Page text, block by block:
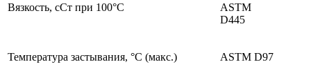
Вязкость, сСт при 100°C
ASTM
D445
Температура застывания, °C (макс.) ASTM D97